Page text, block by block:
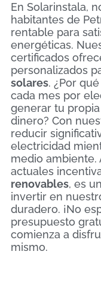
En Solarinstala,
habitantes de
rentable para
energéticas.
certificados
personalizados
solares. ¿Por
cada mes por
generar tu
dinero? Con
reducir
electricidad
medio ambiente.
actuales
renovables, es
invertir en
duradero. ¡No
presupuesto
comienza a
mismo.